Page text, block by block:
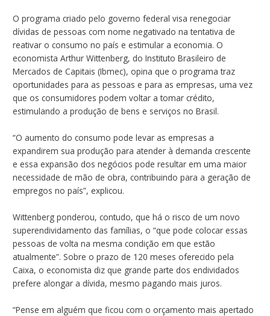
O programa criado pelo governo federal visa renegociar
dívidas de pessoas com nome negativado na tentativa de
reativar o consumo no país e estimular a economia. O
economista Arthur Wittenberg, do Instituto Brasileiro de
Mercados de Capitais (Ibmec), opina que o programa traz
oportunidades para as pessoas e para as empresas, uma vez
que os consumidores podem voltar a tomar crédito,
estimulando a produção de bens e serviços no Brasil.
“O aumento do consumo pode levar as empresas a
expandirem sua produção para atender à demanda crescente
e essa expansão dos negócios pode resultar em uma maior
necessidade de mão de obra, contribuindo para a geração de
empregos no país”, explicou.
Wittenberg ponderou, contudo, que há o risco de um novo
superendividamento das famílias, o “que pode colocar essas
pessoas de volta na mesma condição em que estão
atualmente”. Sobre o prazo de 120 meses oferecido pela
Caixa, o economista diz que grande parte dos endividados
prefere alongar a dívida, mesmo pagando mais juros.
“Pense em alguém que ficou com o orçamento mais apertado